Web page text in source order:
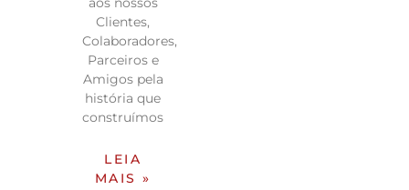
Clientes,
Colaboradores,
Parceiros e
Amigos pela
história que
construímos
LEIA
MAIS »